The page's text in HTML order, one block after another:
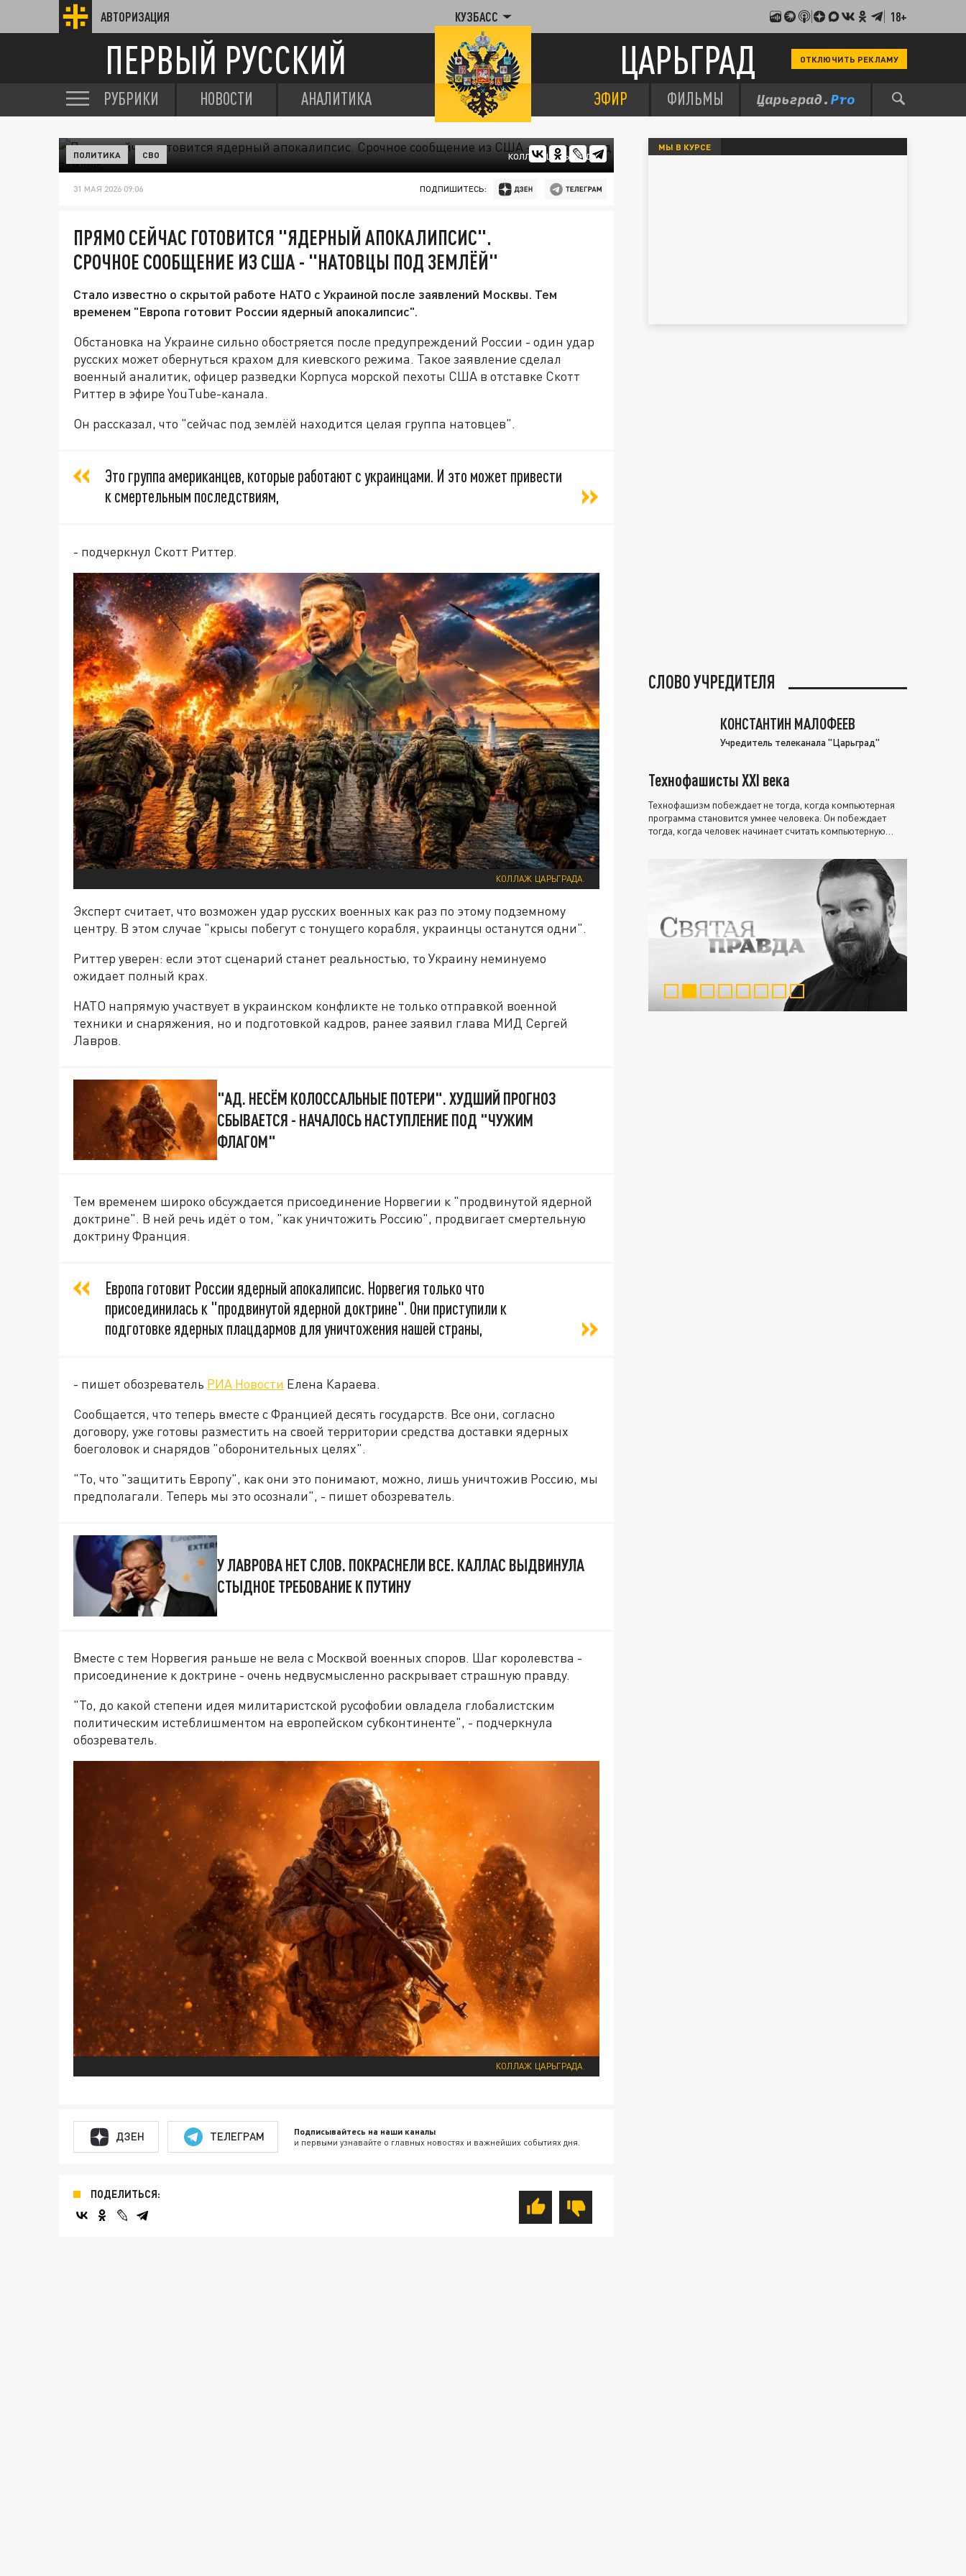
АВТОРИЗАЦИЯ КУЗБАСС 18+
ПЕРВЫЙ РУССКИЙ ЦАРЬГРАД ОТКЛЮЧИТЬ РЕКЛАМУ
РУБРИКИ НОВОСТИ АНАЛИТИКА ЭФИР ФИЛЬМЫ
КОЛЛАЖ ЦАРЬГРАДА.
ПОЛИТИКА СВО
31 МАЯ 2026 09:06 ПОДПИШИТЕСЬ:
ПРЯМО СЕЙЧАС ГОТОВИТСЯ "ЯДЕРНЫЙ АПОКАЛИПСИС".
СРОЧНОЕ СООБЩЕНИЕ ИЗ США - "НАТОВЦЫ ПОД ЗЕМЛЁЙ"
Стало известно о скрытой работе НАТО с Украиной после заявлений Москвы. Тем
временем "Европа готовит России ядерный апокалипсис".
Обстановка на Украине сильно обостряется после предупреждений России - один удар
русских может обернуться крахом для киевского режима. Такое заявление сделал
военный аналитик, офицер разведки Корпуса морской пехоты США в отставке Скотт
Риттер в эфире YouTube-канала.
Он рассказал, что "сейчас под землёй находится целая группа натовцев".
Это группа американцев, которые работают с украинцами. И это может привести
к смертельным последствиям,
- подчеркнул Скотт Риттер.
КОЛЛАЖ ЦАРЬГРАДА.
Эксперт считает, что возможен удар русских военных как раз по этому подземному
центру. В этом случае "крысы побегут с тонущего корабля, украинцы останутся одни".
Риттер уверен: если этот сценарий станет реальностью, то Украину неминуемо
ожидает полный крах.
НАТО напрямую участвует в украинском конфликте не только отправкой военной
техники и снаряжения, но и подготовкой кадров, ранее заявил глава МИД Сергей
Лавров.
"АД. НЕСЁМ КОЛОССАЛЬНЫЕ ПОТЕРИ". ХУДШИЙ ПРОГНОЗ
СБЫВАЕТСЯ - НАЧАЛОСЬ НАСТУПЛЕНИЕ ПОД "ЧУЖИМ
ФЛАГОМ"
Тем временем широко обсуждается присоединение Норвегии к "продвинутой ядерной
доктрине". В ней речь идёт о том, "как уничтожить Россию", продвигает смертельную
доктрину Франция.
Европа готовит России ядерный апокалипсис. Норвегия только что
присоединилась к "продвинутой ядерной доктрине". Они приступили к
подготовке ядерных плацдармов для уничтожения нашей страны,
- пишет обозреватель РИА Новости Елена Караева.
Сообщается, что теперь вместе с Францией десять государств. Все они, согласно
договору, уже готовы разместить на своей территории средства доставки ядерных
боеголовок и снарядов "оборонительных целях".
"То, что "защитить Европу", как они это понимают, можно, лишь уничтожив Россию, мы
предполагали. Теперь мы это осознали", - пишет обозреватель.
У ЛАВРОВА НЕТ СЛОВ. ПОКРАСНЕЛИ ВСЕ. КАЛЛАС ВЫДВИНУЛА
СТЫДНОЕ ТРЕБОВАНИЕ К ПУТИНУ
Вместе с тем Норвегия раньше не вела с Москвой военных споров. Шаг королевства -
присоединение к доктрине - очень недвусмысленно раскрывает страшную правду.
"То, до какой степени идея милитаристской русофобии овладела глобалистским
политическим истеблишментом на европейском субконтиненте", - подчеркнула
обозреватель.
КОЛЛАЖ ЦАРЬГРАДА.
ДЗЕН ТЕЛЕГРАМ Подписывайтесь на наши каналы
и первыми узнавайте о главных новостях и важнейших событиях дня.
ПОДЕЛИТЬСЯ:
МЫ В КУРСЕ
СЛОВО УЧРЕДИТЕЛЯ
КОНСТАНТИН МАЛОФЕЕВ
Учредитель телеканала "Царьград"
Технофашисты XXI века
Технофашизм побеждает не тогда, когда компьютерная
программа становится умнее человека. Он побеждает
тогда, когда человек начинает считать компьютерную